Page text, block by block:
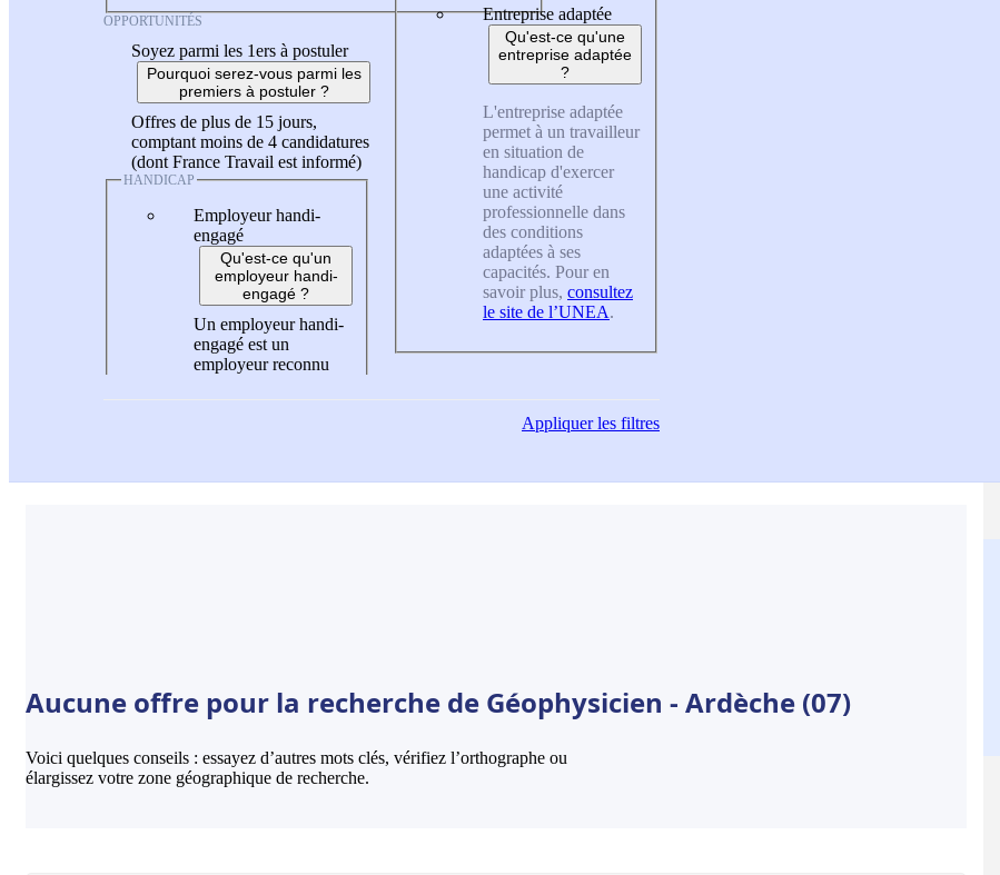
OPPORTUNITÉS
Soyez parmi les 1ers à postuler
Pourquoi serez-vous parmi les
premiers à postuler ?
Offres de plus de 15 jours,
comptant moins de 4 candidatures
(dont France Travail est informé)
HANDICAP
Employeur handi-
engagé
Qu'est-ce qu'un
employeur handi-
engagé ?
Un employeur handi-
engagé est un
employeur reconnu
Entreprise adaptée
Qu'est-ce qu'une
entreprise adaptée
?
L'entreprise adaptée
permet à un travailleur
en situation de
handicap d'exercer
une activité
professionnelle dans
des conditions
adaptées à ses
capacités. Pour en
savoir plus, consultez
le site de l’UNEA.
Appliquerles filtres
Aucune offre pour la recherche de Géophysicien - Ardèche (07)
Voici quelques conseils : essayez d’autres mots clés, vérifiez l’orthographe ou
élargissez votre zone géographique de recherche.